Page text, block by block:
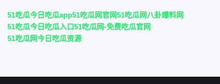
51吃瓜今日吃瓜app51吃瓜网官网51吃瓜网八卦爆料网
51吃瓜今日吃瓜入口51吃瓜网-免费吃瓜官网
51吃瓜网今日吃瓜资源